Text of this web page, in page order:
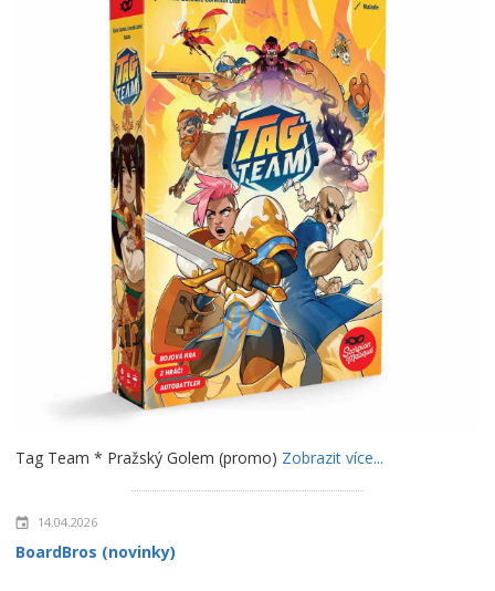
Tag Team * Pražský Golem (promo) Zobrazit více...
14.04.2026
BoardBros (novinky)